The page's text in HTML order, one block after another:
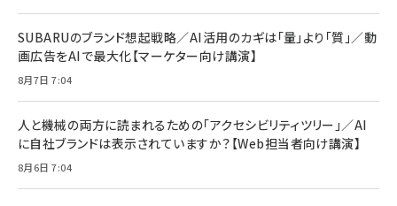
￥880
ママ投資家が育休中に１億貯めた株式投資
組織の成果を最大化する ルールのデザイン
￥1,980
￥6,980
全ワイヤレスイヤホン/アクティブノイズキャンセリ
技術基準適合】ブラック
￥5,990
ケーブル Anker絡まないケーブル 240W 結束バン
Pro/Air 各種対応 (1.8m ミッドナイトブラック)
￥1,890
サッポロ 生ビール 黒ラベル 350ml 缶 24本 ビー
ル ケース買い【6/30応募〆切! 黒ラベルビヤセラー
￥4,857
SUBARUのブランド想起戦略／AI活用のカギは「量」より「質」／動
画広告をAIで最大化【マーケター向け講演】
8月7日 7:04
人と機械の両方に読まれるための「アクセシビリティツリー」／AI
に自社ブランドは表示されていますか？【Web担当者向け講演】
8月6日 7:04